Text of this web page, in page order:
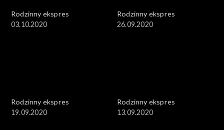
Rodzinny ekspres
03.10.2020
Rodzinny ekspres
26.09.2020
Rodzinny ekspres
19.09.2020
Rodzinny ekspres
13.09.2020